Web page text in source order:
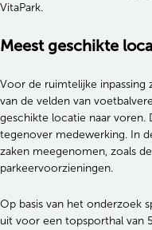
VitaPark.
Meest geschikte
Voor de ruimtelijke inpassing
van de velden van
geschikte locatie naar voren.
tegenover medewerking. In
zaken meegenomen, zoals
parkeervoorzieningen.
Op basis van het onderzoek
uit voor een topsporthal van